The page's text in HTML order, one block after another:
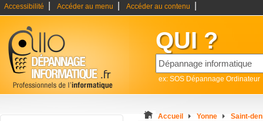
Accessibilité Accéder au menu Accéder au contenu
QUI ?
ex: SOS Dépannage Ordinateur
Accueil Yonne Saint-